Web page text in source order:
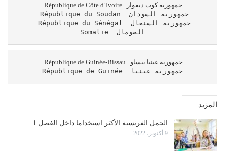
République du Soudan  جمهورية السودان
République du Sénégal  جمهورية السنغال
Somalie  الصومال
République de Guinée  جمهورية غينيا
المزيد
الجمل الفرنسية الأكثر استخداما داخل الفصل 1
9 أكتوبر، 2022